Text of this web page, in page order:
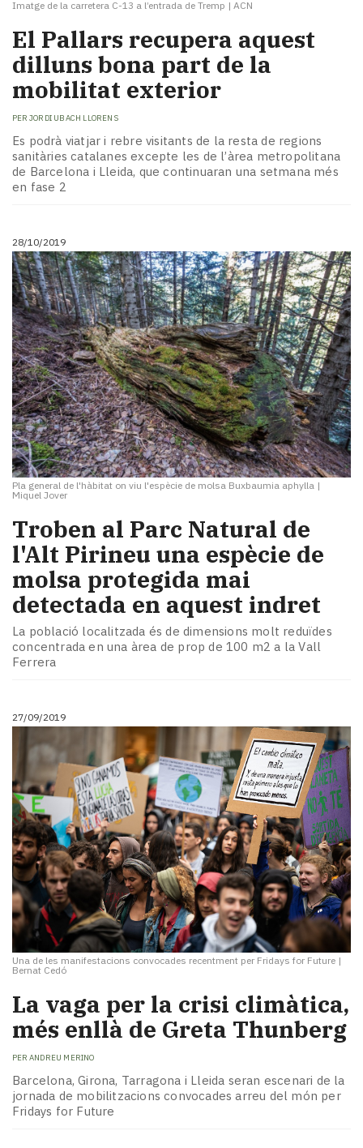
Imatge de la carretera C-13 a l’entrada de Tremp | ACN
El Pallars recupera aquest
dilluns bona part de la
mobilitat exterior
PER JORDI UBACH LLORENS
Es podrà viatjar i rebre visitants de la resta de regions
sanitàries catalanes excepte les de l’àrea metropolitana
de Barcelona i Lleida, que continuaran una setmana més
en fase 2
28/10/2019
Pla general de l'hàbitat on viu l'espècie de molsa Buxbaumia aphylla |
Miquel Jover
​Troben al Parc Natural de
l'Alt Pirineu una espècie de
molsa protegida mai
detectada en aquest indret
La població localitzada és de dimensions molt reduïdes
concentrada en una àrea de prop de 100 m2 a la Vall
Ferrera
27/09/2019
Una de les manifestacions convocades recentment per Fridays for Future |
Bernat Cedó
La vaga per la crisi climàtica,
més enllà de Greta Thunberg
PER ANDREU MERINO
Barcelona, Girona, Tarragona i Lleida seran escenari de la
jornada de mobilitzacions convocades arreu del món per
Fridays for Future